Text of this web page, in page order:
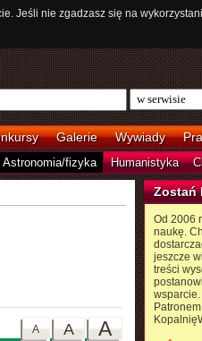
Jeśli nie zgadzasz się na
Galerie Wywiady
Astronomia/fizyka Humanistyka
A
A
A
Zostań
Od 2006
naukę.
jeszcze
treści